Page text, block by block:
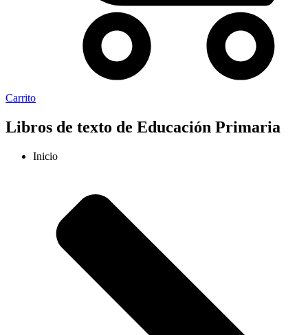
Carrito
Libros de texto de Educación Primaria
Inicio